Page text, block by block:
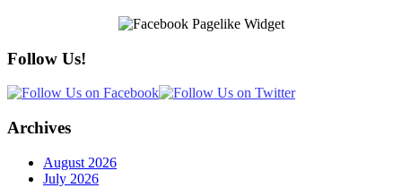
Follow Us!
Archives
August 2026
July 2026